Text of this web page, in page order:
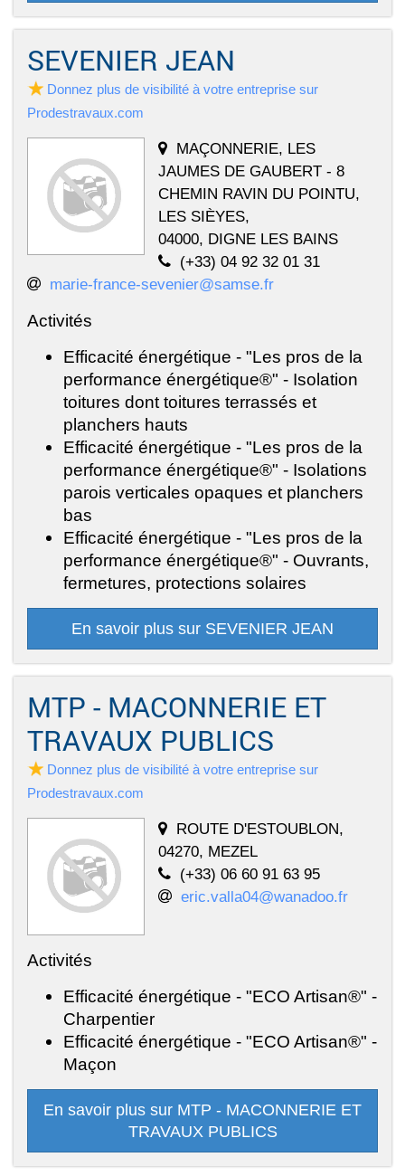
SEVENIER JEAN
Donnez plus de visibilité à votre entreprise sur
Prodestravaux.com
MAÇONNERIE, LES
JAUMES DE GAUBERT - 8
CHEMIN RAVIN DU POINTU,
LES SIÈYES,
04000, DIGNE LES BAINS
(+33) 04 92 32 01 31
marie-france-sevenier@samse.fr
Activités
Efficacité énergétique - "Les pros de la
performance énergétique®" - Isolation
toitures dont toitures terrassés et
planchers hauts
Efficacité énergétique - "Les pros de la
performance énergétique®" - Isolations
parois verticales opaques et planchers
bas
Efficacité énergétique - "Les pros de la
performance énergétique®" - Ouvrants,
fermetures, protections solaires
En savoir plus sur SEVENIER JEAN
MTP - MACONNERIE ET
TRAVAUX PUBLICS
Donnez plus de visibilité à votre entreprise sur
Prodestravaux.com
ROUTE D'ESTOUBLON,
04270, MEZEL
(+33) 06 60 91 63 95
eric.valla04@wanadoo.fr
Activités
Efficacité énergétique - "ECO Artisan®" -
Charpentier
Efficacité énergétique - "ECO Artisan®" -
Maçon
En savoir plus sur MTP - MACONNERIE ET
TRAVAUX PUBLICS